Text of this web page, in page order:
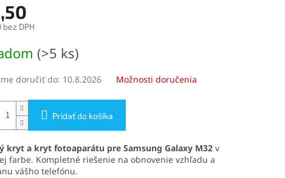
DPH
(>5 ks)
doručiť do: 10.8.2026 Možnosti doručenia
Pridať do košíka
kryt a kryt fotoaparátu pre Samsung Galaxy M32v
farbe. Kompletné riešenie na obnovenie vzhľadu a
vášho telefónu.